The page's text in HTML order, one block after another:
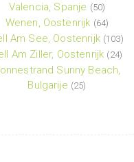
Valencia, Spanje (50)
Wenen, Oostenrijk (64)
Am See, Oostenrijk (103)
Am Ziller, Oostenrijk (24)
Sunny Beach,
Bulgarije (25)